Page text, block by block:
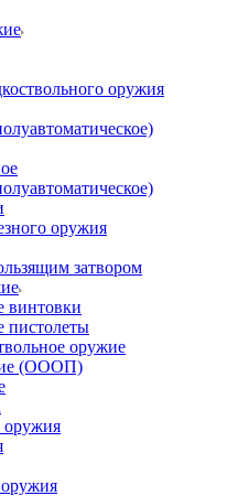
оружия
оружия
затвором
винтовки
пистолеты
оружие
(ОООП)
оружия